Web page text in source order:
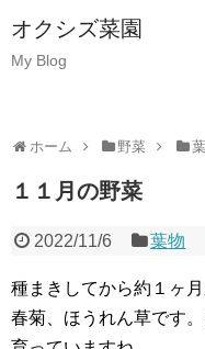
オクシズ菜園
My Blog
ホーム 野菜
１１月の野菜
2022/11/6 葉物
種まきしてから約１ヶ
春菊、ほうれん草です